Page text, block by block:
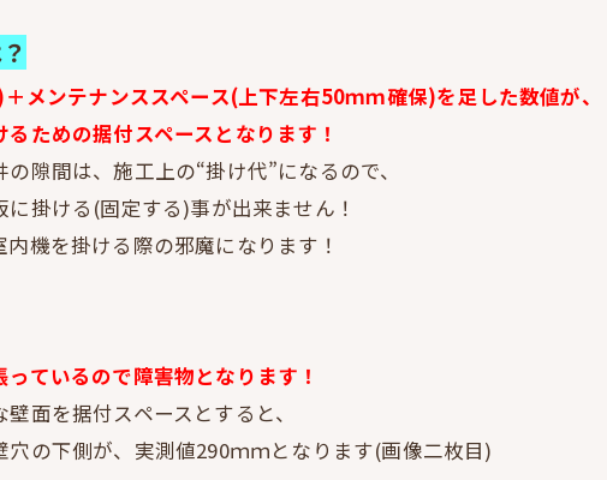
メンテナンススペース(上下左右50ｍｍ確保)を足した数値が、
ための据付スペースとなります！
隙間は、施工上の“掛け代”になるので、
掛ける(固定する)事が出来ません！
機を掛ける際の邪魔になります！
ているので障害物となります！
面を据付スペースとすると、
の下側が、実測値290ｍｍとなります(画像二枚目)